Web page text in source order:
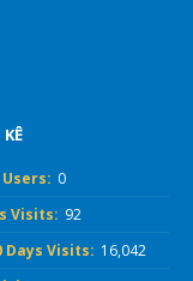
0
Visits: 92
Days Visits: 16,042